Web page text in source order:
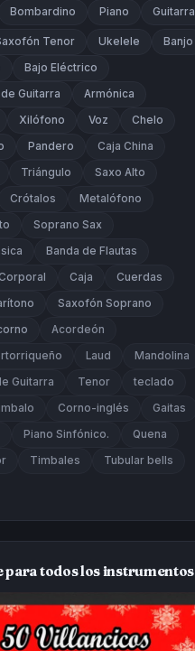
Bombardino Piano Guitarra
Tenor Ukelele Banjo
Bajo Eléctrico
Guitarra Armónica
Xilófono Voz Chelo
Pandero Caja China
Triángulo Saxo Alto
Crótalos Metalófono
Soprano Sax
Banda de Flautas
Caja Cuerdas
Saxofón Soprano
Acordeón
Laud Mandolina
Guitarra Tenor teclado
Corno-inglés Gaitas
Piano Sinfónico. Quena
Timbales Tubular bells
para todos los instrumentos